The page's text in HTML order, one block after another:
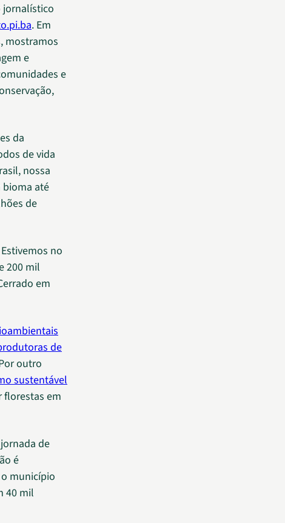
jornalístico
. Em
mostramos
e
e
da
de vida
nossa
até
de
no
200 mil
em
de
outro
sustentável
florestas em
de
é
município
40 mil